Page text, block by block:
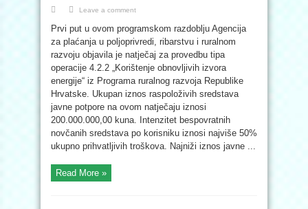
Leave a comment
Prvi put u ovom programskom razdoblju Agencija
za plaćanja u poljoprivredi, ribarstvu i ruralnom
razvoju objavila je natječaj za provedbu tipa
operacije 4.2.2 „Korištenje obnovljivih izvora
energije“ iz Programa ruralnog razvoja Republike
Hrvatske. Ukupan iznos raspoloživih sredstava
javne potpore na ovom natječaju iznosi
200.000.000,00 kuna. Intenzitet bespovratnih
novčanih sredstava po korisniku iznosi najviše 50%
ukupno prihvatljivih troškova. Najniži iznos javne ...
Read More »